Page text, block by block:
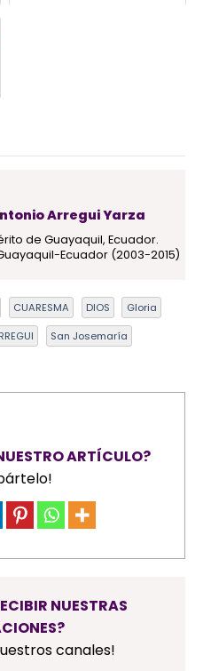
Arregui Yarza
de Guayaquil, Ecuador.
Ecuador (2003-2015)
CUARESMA DIOS Gloria
San Josemaría
ARTÍCULO?
NUESTRAS
canales!